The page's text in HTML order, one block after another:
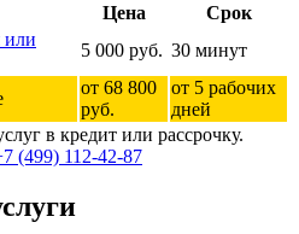
Цена
Срок
или
5 000 руб. 30 минут
от 68 800
руб.
от 5 рабочих
дней
в кредит или рассрочку.
(499) 112-42-87